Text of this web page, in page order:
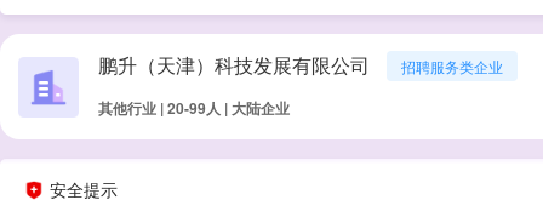
鹏升（天津）科技发展有限公司 招聘服务类企业
其他行业 | 20-99人 | 大陆企业
安全提示